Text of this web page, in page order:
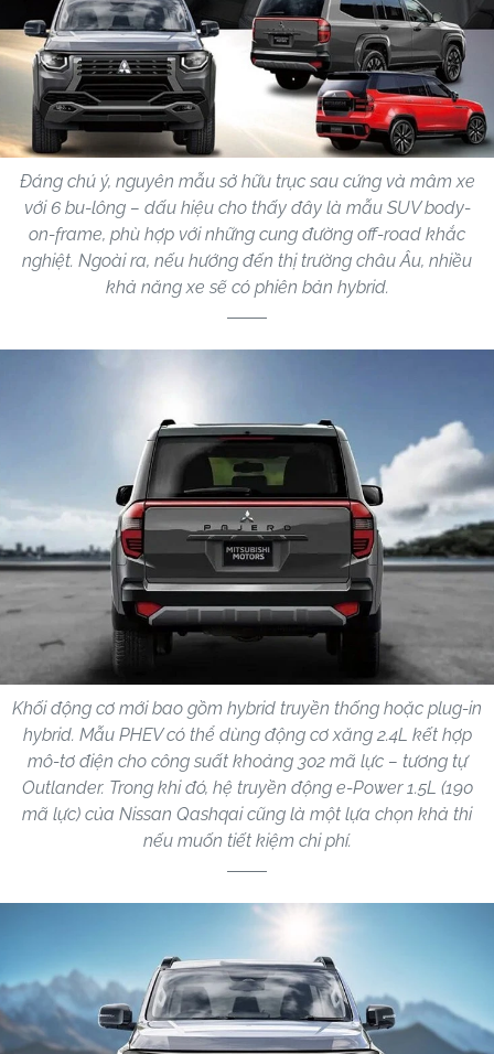
Đáng chú ý, nguyên mẫu sở hữu trục sau cứng và mâm xe
với 6 bu-lông – dấu hiệu cho thấy đây là mẫu SUV body-
on-frame, phù hợp với những cung đường off-road khắc
nghiệt. Ngoài ra, nếu hướng đến thị trường châu Âu, nhiều
khả năng xe sẽ có phiên bản hybrid.
Khối động cơ mới bao gồm hybrid truyền thống hoặc plug-in
hybrid. Mẫu PHEV có thể dùng động cơ xăng 2.4L kết hợp
mô-tơ điện cho công suất khoảng 302 mã lực – tương tự
Outlander. Trong khi đó, hệ truyền động e-Power 1.5L (190
mã lực) của Nissan Qashqai cũng là một lựa chọn khả thi
nếu muốn tiết kiệm chi phí.